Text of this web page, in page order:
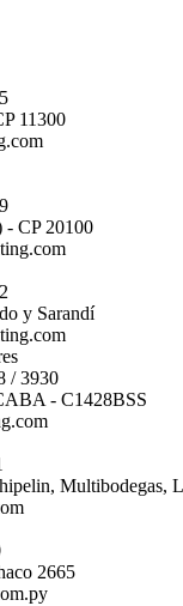
11300
- CP 20100
y Sarandí
/ 3930
- C1428BSS
Multibodegas,
2665